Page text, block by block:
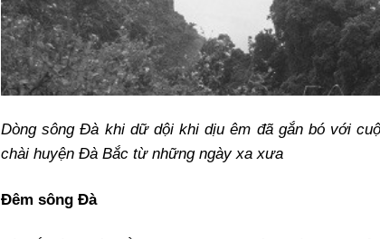
Dòng sông Đà khi dữ dội khi dịu êm đã gắn bó với
chài huyện Đà Bắc từ những ngày xa xưa
Đêm sông Đà